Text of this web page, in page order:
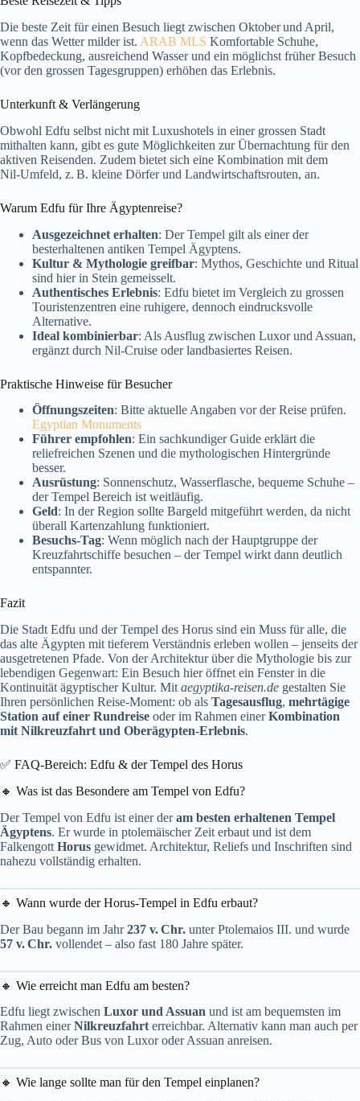
Die beste Zeit für einen Besuch liegt zwischen Oktober und April,
wenn das Wetter milder ist. ARAB MLS Komfortable Schuhe,
Kopfbedeckung, ausreichend Wasser und ein möglichst früher Besuch
(vor den grossen Tagesgruppen) erhöhen das Erlebnis.
Unterkunft & Verlängerung
Obwohl Edfu selbst nicht mit Luxushotels in einer grossen Stadt
mithalten kann, gibt es gute Möglichkeiten zur Übernachtung für den
aktiven Reisenden. Zudem bietet sich eine Kombination mit dem
Nil‑Umfeld, z. B. kleine Dörfer und Landwirtschaftsrouten, an.
Warum Edfu für Ihre Ägyptenreise?
Ausgezeichnet erhalten: Der Tempel gilt als einer der
besterhaltenen antiken Tempel Ägyptens.
Kultur & Mythologie greifbar: Mythos, Geschichte und Ritual
sind hier in Stein gemeisselt.
Authentisches Erlebnis: Edfu bietet im Vergleich zu grossen
Touristenzentren eine ruhigere, dennoch eindrucksvolle
Alternative.
Ideal kombinierbar: Als Ausflug zwischen Luxor und Assuan,
ergänzt durch Nil‑Cruise oder landbasiertes Reisen.
Praktische Hinweise für Besucher
Öffnungszeiten: Bitte aktuelle Angaben vor der Reise prüfen.
Egyptian Monuments
Führer empfohlen: Ein sachkundiger Guide erklärt die
reliefreichen Szenen und die mythologischen Hintergründe
besser.
Ausrüstung: Sonnenschutz, Wasserflasche, bequeme Schuhe –
der Tempel Bereich ist weitläufig.
Geld: In der Region sollte Bargeld mitgeführt werden, da nicht
überall Kartenzahlung funktioniert.
Besuchs‑Tag: Wenn möglich nach der Hauptgruppe der
Kreuzfahrtschiffe besuchen – der Tempel wirkt dann deutlich
entspannter.
Fazit
Die Stadt Edfu und der Tempel des Horus sind ein Muss für alle, die
das alte Ägypten mit tieferem Verständnis erleben wollen – jenseits der
ausgetretenen Pfade. Von der Architektur über die Mythologie bis zur
lebendigen Gegenwart: Ein Besuch hier öffnet ein Fenster in die
Kontinuität ägyptischer Kultur. Mit aegyptika‑reisen.de gestalten Sie
Ihren persönlichen Reise‑Moment: ob als Tagesausflug, mehrtägige
Station auf einer Rundreise oder im Rahmen einerKombination
mit Nilkreuzfahrt und Oberägypten‑Erlebnis.
✅ FAQ-Bereich: Edfu & der Tempel des Horus
🔸 Was ist das Besondere am Tempel von Edfu?
Der Tempel von Edfu ist einer deram besten erhaltenen Tempel
Ägyptens. Er wurde in ptolemäischer Zeit erbaut und ist dem
Falkengott Horus gewidmet. Architektur, Reliefs und Inschriften sind
nahezu vollständig erhalten.
🔸 Wann wurde der Horus-Tempel in Edfu erbaut?
Der Bau begann im Jahr237 v. Chr. unter Ptolemaios III. und wurde
57 v. Chr. vollendet – also fast 180 Jahre später.
🔸 Wie erreicht man Edfu am besten?
Edfu liegt zwischen Luxor und Assuan und ist am bequemsten im
Rahmen einerNilkreuzfahrt erreichbar. Alternativ kann man auch per
Zug, Auto oder Bus von Luxor oder Assuan anreisen.
🔸 Wie lange sollte man für den Tempel einplanen?